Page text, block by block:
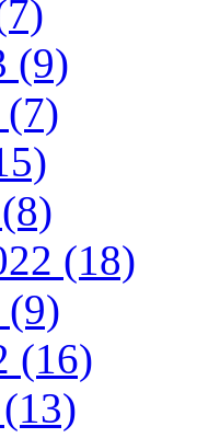
(9)
(7)
(18)
(9)
(16)